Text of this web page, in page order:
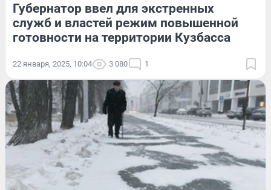
Губернатор ввел для экстренных
служб и властей режим повышенной
готовности на территории Кузбасса
22 января, 2025, 10:04 3 080 1